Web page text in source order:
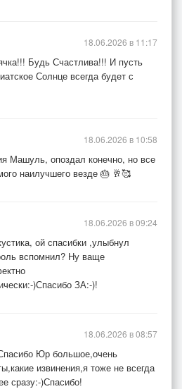
Будь Счастлива!!! И пусть
Солнце всегда будет с
18.06.2026 в 11:17
Машуль, опоздал конечно, но все
наилучшего везде 🎂 🥂🥰
18.06.2026 в 10:58
ой спасибки ,улыбнул
вспомнил? Ну ваще
)Спасибо ЗА:-)!
18.06.2026 в 09:24
Юр большое,очень
извинения,я тоже не всегда
сразу:-)Спасибо!
18.06.2026 в 08:57